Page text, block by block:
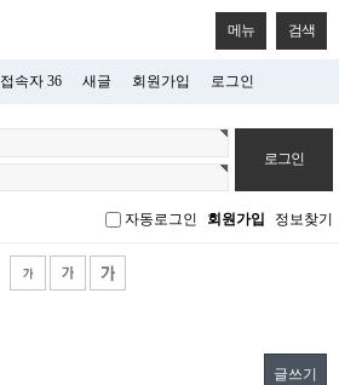
메뉴 검색
접속자 36 새글 회원가입 로그인
자동로그인 회원가입 정보찾기
글쓰기